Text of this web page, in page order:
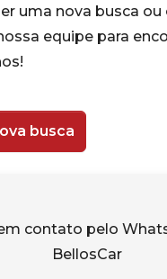
uma nova busca ou
equipe para
busca
contato pelo
BellosCar